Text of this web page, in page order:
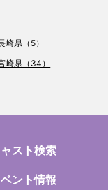
崎県（5）
崎県（34）
スト検索
ント情報